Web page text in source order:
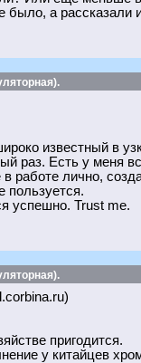
было, а
известный в
раз. Есть у меня
работе лично,
пользуется.
успешно. Trust me.
пригодится.
у китайцев